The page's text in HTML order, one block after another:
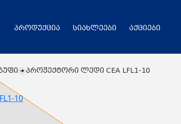
პროდუქცია სიახლეები აქციები
პროჟექტორი ლედი CEA LFL1-10